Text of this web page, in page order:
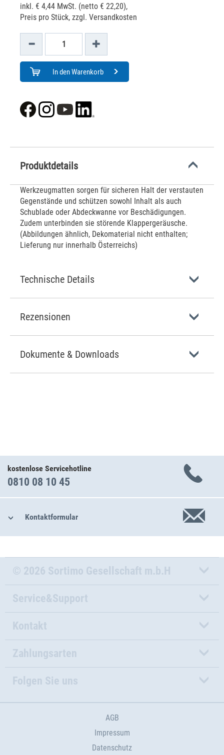
inkl. € 4,44 MwSt. (netto € 22,20),
Preis pro Stück, zzgl. Versandkosten
In den Warenkorb
Produktdetails
Werkzeugmatten sorgen für sicheren Halt der verstauten
Gegenstände und schützen sowohl Inhalt als auch
Schublade oder Abdeckwanne vor Beschädigungen.
Zudem unterbinden sie störende Klappergeräusche.
(Abbildungen ähnlich, Dekomaterial nicht enthalten;
Lieferung nur innerhalb Österreichs)
Technische Details
Rezensionen
Dokumente & Downloads
kostenlose Servicehotline
0810 08 10 45
Kontaktformular
© 2026 Sortimo Gesellschaft m.b.H
Service&Support
Kontakt
Zahlungsarten
Folgen Sie uns
AGB
Impressum
Datenschutz